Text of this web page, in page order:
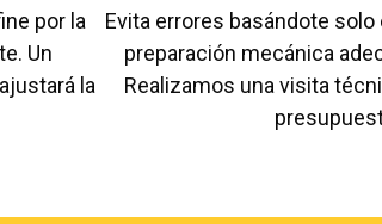
por la
Un
la
Evita errores basándote
preparación mecánica
Realizamos una visita